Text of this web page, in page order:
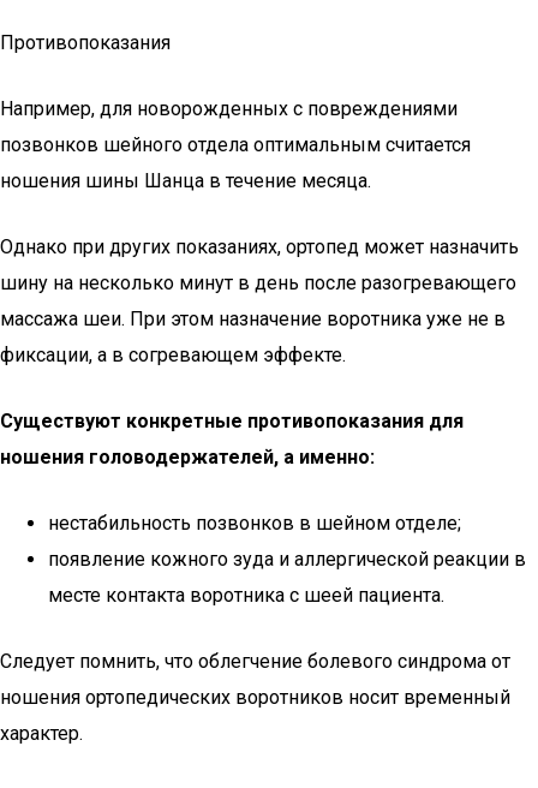
Противопоказания
Например, для новорожденных с повреждениями
позвонков шейного отдела оптимальным считается
ношения шины Шанца в течение месяца.
Однако при других показаниях, ортопед может назначить
шину на несколько минут в день после разогревающего
массажа шеи. При этом назначение воротника уже не в
фиксации, а в согревающем эффекте.
Существуют конкретные противопоказания для
ношения головодержателей, а именно:
нестабильность позвонков в шейном отделе;
появление кожного зуда и аллергической реакции в
месте контакта воротника с шеей пациента.
Следует помнить, что облегчение болевого синдрома от
ношения ортопедических воротников носит временный
характер.